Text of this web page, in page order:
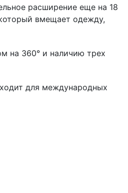
расширение еще на 18
вмещает одежду,
на 360° и наличию трех
для международных